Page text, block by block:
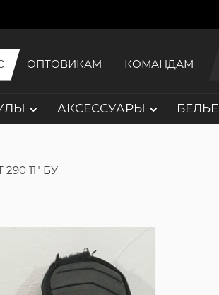
ОПТОВИКАМ КОМАНДАМ
АКСЕССУАРЫ БЕЛЬЕ
290 11" БУ